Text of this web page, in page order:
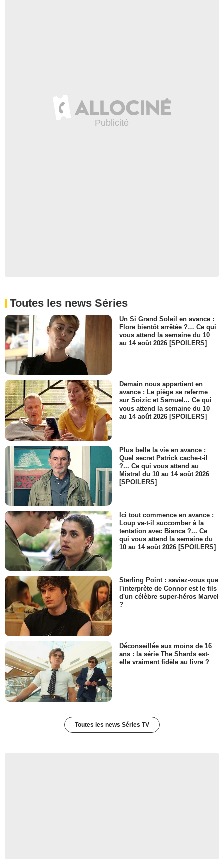
Toutes les news Séries
Un Si Grand Soleil en avance :
Flore bientôt arrêtée ?… Ce qui
vous attend la semaine du 10
au 14 août 2026 [SPOILERS]
Demain nous appartient en
avance : Le piège se referme
sur Soizic et Samuel... Ce qui
vous attend la semaine du 10
au 14 août 2026 [SPOILERS]
Plus belle la vie en avance :
Quel secret Patrick cache-t-il
?... Ce qui vous attend au
Mistral du 10 au 14 août 2026
[SPOILERS]
Ici tout commence en avance :
Loup va-t-il succomber à la
tentation avec Bianca ?... Ce
qui vous attend la semaine du
10 au 14 août 2026 [SPOILERS]
Sterling Point : saviez-vous que
l'interprète de Connor est le fils
d'un célèbre super-héros Marvel
?
Déconseillée aux moins de 16
ans : la série The Shards est-
elle vraiment fidèle au livre ?
Toutes les news Séries TV